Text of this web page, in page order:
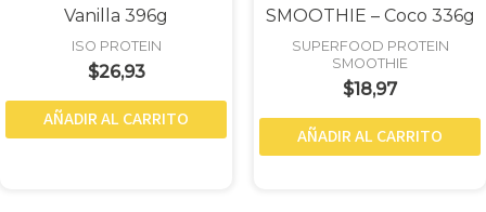
Vanilla 396g
ISO PROTEIN
$26,93
AÑADIR AL CARRITO
SMOOTHIE – Coco 336g
SUPERFOOD PROTEIN
SMOOTHIE
$18,97
AÑADIR AL CARRITO